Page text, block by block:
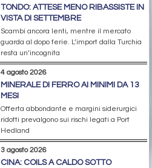
TONDO: ATTESE MENO RIBASSISTE IN
VISTA DI SETTEMBRE
Scambi ancora lenti, mentre il mercato
guarda al dopo ferie. L’import dalla Turchia
resta un’incognita
4 agosto 2026
MINERALE DI FERRO AI MINIMI DA 13
MESI
Offerta abbondante e margini siderurgici
ridotti prevalgono sui rischi legati a Port
Hedland
3 agosto 2026
CINA: COILS A CALDO SOTTO